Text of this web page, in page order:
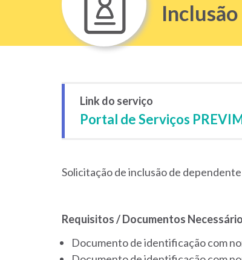
Link do serviço
Portal de Serviços
Solicitação de inclusão de
Requisitos / Documentos
Documento de identificação com